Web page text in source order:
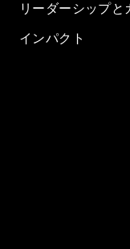
リーダーシップと
インパクト